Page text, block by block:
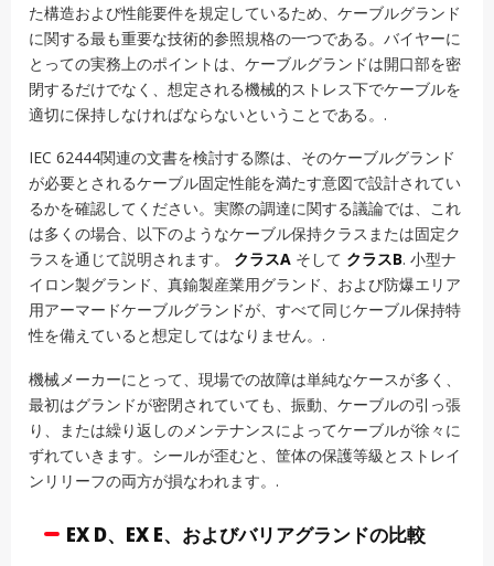
た構造および性能要件を規定しているため、ケーブルグランド
に関する最も重要な技術的参照規格の一つである。バイヤーに
とっての実務上のポイントは、ケーブルグランドは開口部を密
閉するだけでなく、想定される機械的ストレス下でケーブルを
適切に保持しなければならないということである。.
IEC 62444関連の文書を検討する際は、そのケーブルグランド
が必要とされるケーブル固定性能を満たす意図で設計されてい
るかを確認してください。実際の調達に関する議論では、これ
は多くの場合、以下のようなケーブル保持クラスまたは固定ク
ラスを通じて説明されます。 クラスA そして クラスB. 小型ナ
イロン製グランド、真鍮製産業用グランド、および防爆エリア
用アーマードケーブルグランドが、すべて同じケーブル保持特
性を備えていると想定してはなりません。.
機械メーカーにとって、現場での故障は単純なケースが多く、
最初はグランドが密閉されていても、振動、ケーブルの引っ張
り、または繰り返しのメンテナンスによってケーブルが徐々に
ずれていきます。シールが歪むと、筐体の保護等級とストレイ
ンリリーフの両方が損なわれます。.
EX D、EX E、およびバリアグランドの比較